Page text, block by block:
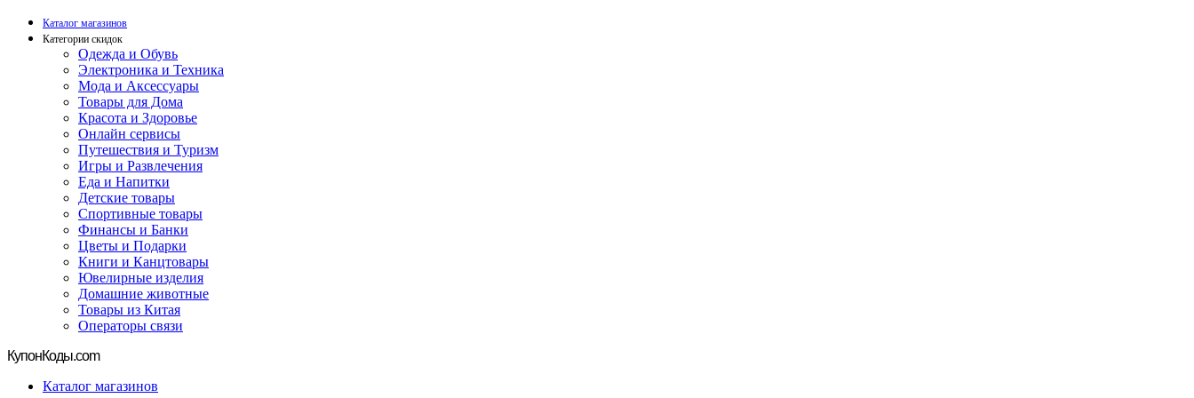
Каталог магазинов
Категории скидок
Одежда и Обувь
Электроника и Техника
Мода и Аксессуары
Товары для Дома
Красота и Здоровье
Онлайн сервисы
Путешествия и Туризм
Игры и Развлечения
Еда и Напитки
Детские товары
Спортивные товары
Финансы и Банки
Цветы и Подарки
Книги и Канцтовары
Ювелирные изделия
Домашние животные
Товары из Китая
Операторы связи
КупонКоды.com
Каталог магазинов